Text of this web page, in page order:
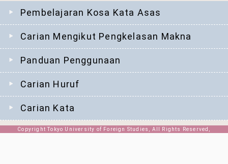
Pembelajaran Kosa Kata Asas
Carian Mengikut Pengkelasan Makna
Panduan Penggunaan
Carian Huruf
Carian Kata
Copyright Tokyo University of Foreign Studies, All Rights Reserved,